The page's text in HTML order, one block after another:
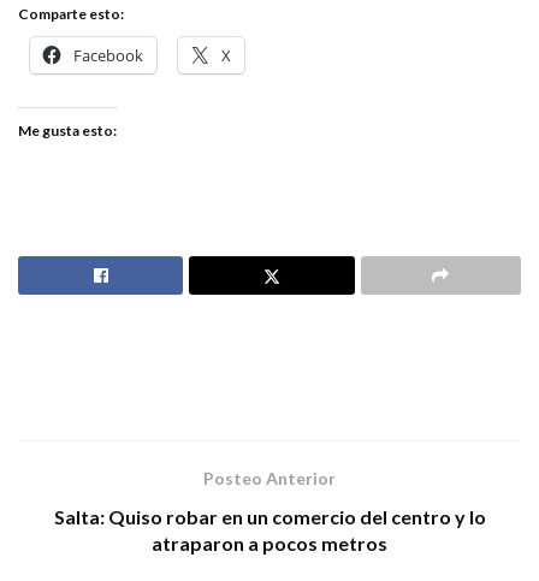
Comparte esto:
Facebook X
Me gusta esto:
Posteo Anterior
Salta: Quiso robar en un comercio del centro y lo
atraparon a pocos metros